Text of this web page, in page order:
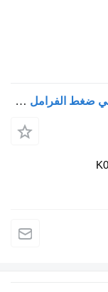
صمام التحكم في الفرامل Scania التحكم في ضغط الفرامل 1942899 لـ السيارات القاطرة Scania R440